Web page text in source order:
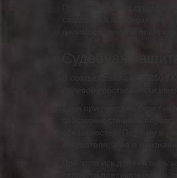
Произвол наш по
создавать в пределах уже
Судебная
В соответствии со ст. 250
долевой собственности
Если при продаже будет
собственности имеет
обязанностей. Поэтому в
покупателя, а не о
При этом иск должен быть
является